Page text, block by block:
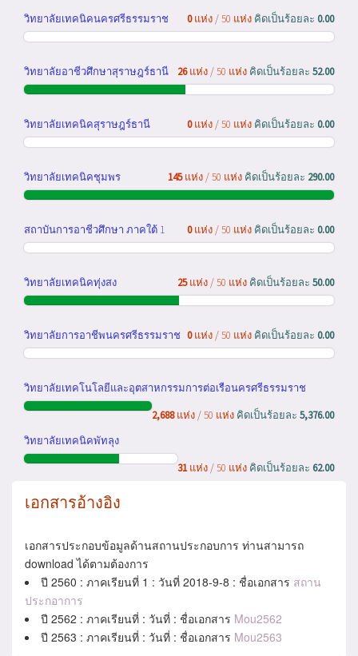
วิทยาลัยเทคนิคนครศรีธรรมราช 0แห่ง / 50 แห่ง คิดเป็นร้อยละ 0.00
วิทยาลัยอาชีวศึกษาสุราษฎร์ธานี 26แห่ง / 50 แห่ง คิดเป็นร้อยละ 52.00
วิทยาลัยเทคนิคสุราษฎร์ธานี 0แห่ง / 50 แห่ง คิดเป็นร้อยละ 0.00
วิทยาลัยเทคนิคชุมพร 145แห่ง / 50 แห่ง คิดเป็นร้อยละ 290.00
สถาบันการอาชีวศึกษา ภาคใต้ 1 0แห่ง / 50 แห่ง คิดเป็นร้อยละ 0.00
วิทยาลัยเทคนิคทุ่งสง 25แห่ง / 50 แห่ง คิดเป็นร้อยละ 50.00
วิทยาลัยการอาชีพนครศรีธรรมราช 0แห่ง / 50 แห่ง คิดเป็นร้อยละ 0.00
วิทยาลัยเทคโนโลยีและอุตสาหกรรมการต่อเรือนครศรีธรรมราช
2,688แห่ง / 50 แห่ง คิดเป็นร้อยละ 5,376.00
วิทยาลัยเทคนิคพัทลุง
31แห่ง / 50 แห่ง คิดเป็นร้อยละ 62.00
เอกสารอ้างอิง
เอกสารประกอบข้อมูลด้านสถานประกอบการ ท่านสามารถ
download ได้ตามต้องการ
ปี 2560 : ภาคเรียนที่ 1 : วันที่ 2018-9-8 : ชื่อเอกสาร สถาน
ประกอาการ
ปี 2562 : ภาคเรียนที่ : วันที่ : ชื่อเอกสาร Mou2562
ปี 2563 : ภาคเรียนที่ : วันที่ : ชื่อเอกสาร Mou2563